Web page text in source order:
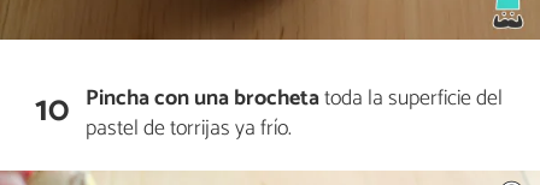
10 Pincha con una brochetatoda la superficie del
pastel de torrijas ya frío.